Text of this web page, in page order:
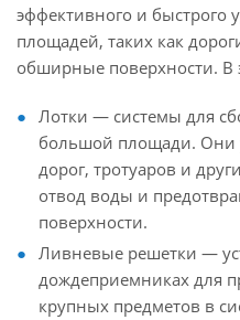
эффективного и быстрого
площадей, таких как
обширные поверхности. В
Лотки — системы для
большой площади. Они
дорог, тротуаров и
отвод воды и
поверхности.
Ливневые решетки —
дождеприемниках для
крупных предметов в